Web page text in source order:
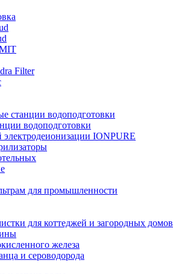
Filter
станции водоподготовки
водоподготовки
IONPURE
для промышленности
для коттеджей и загородных домов
железа
и сероводорода